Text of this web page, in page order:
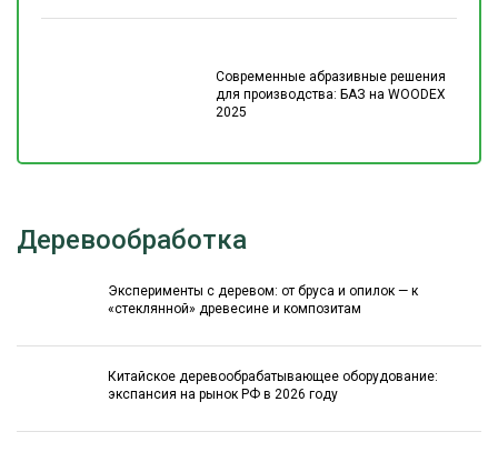
Современные абразивные решения
для производства: БАЗ на WOODEX
2025
Деревообработка
Эксперименты с деревом: от бруса и опилок — к
«стеклянной» древесине и композитам
Китайское деревообрабатывающее оборудование:
экспансия на рынок РФ в 2026 году